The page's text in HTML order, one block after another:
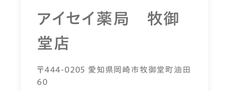
アイセイ薬局 牧御
堂店
〒444-0205 愛知県岡崎市牧御堂町油田
60